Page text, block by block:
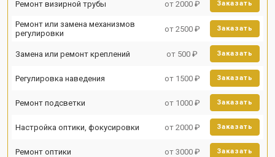
Ремонт визирной трубы от 2000 ₽ Заказать
Ремонт или замена механизмов
регулировки
от 2500 ₽ Заказать
Замена или ремонт креплений от 500 ₽ Заказать
Регулировка наведения от 1500 ₽ Заказать
Ремонт подсветки от 1000 ₽ Заказать
Настройка оптики, фокусировки от 2000 ₽ Заказать
Ремонт оптики от 3000 ₽ Заказать